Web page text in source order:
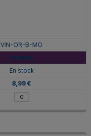
VIN-OR-B-MO
Morado
En stock
8,99 €